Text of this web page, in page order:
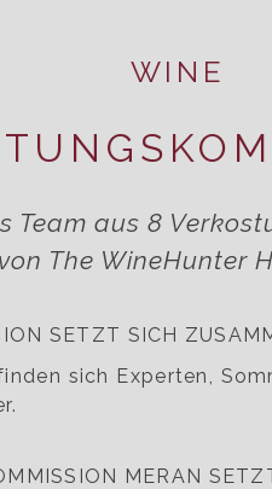
WINE
Team aus 8
The WineHunter
SETZT SICH
sich Experten,
MERAN